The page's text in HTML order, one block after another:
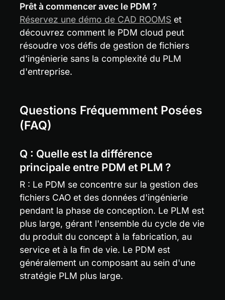
Prêt à commencer avec le PDM ?
Réservez une démo de CAD ROOMS et
découvrez comment le PDM cloud peut
résoudre vos défis de gestion de fichiers
d'ingénierie sans la complexité du PLM
d'entreprise.
Questions Fréquemment Posées
(FAQ)
Q : Quelle est la différence
principale entre PDM et PLM ?
R : Le PDM se concentre sur la gestion des
fichiers CAO et des données d'ingénierie
pendant la phase de conception. Le PLM est
plus large, gérant l'ensemble du cycle de vie
du produit du concept à la fabrication, au
service et à la fin de vie. Le PDM est
généralement un composant au sein d'une
stratégie PLM plus large.